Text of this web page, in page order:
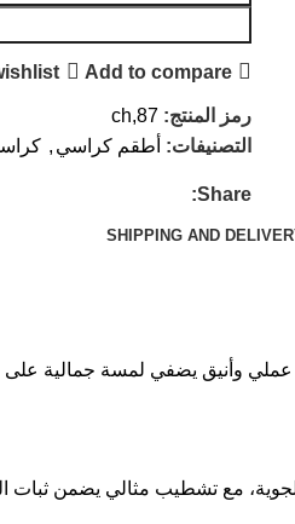
Add to compare
رمز المنتج: ch,87
التصنيفات: أطقم كراسي ,
Share:
SHIPPING AND
مع تشطيب مثالي يضمن ثبات